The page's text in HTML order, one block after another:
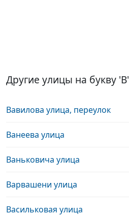
Другие улицы на букву 'В'
Вавилова улица, переулок
Ванеева улица
Ваньковича улица
Варвашени улица
Васильковая улица